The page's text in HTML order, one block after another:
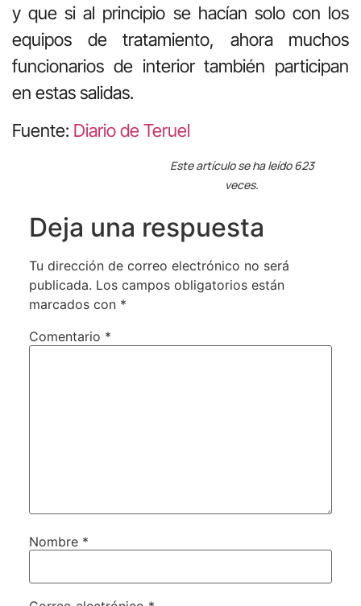
y que si al principio se hacían solo con los
equipos de tratamiento, ahora muchos
funcionarios de interior también participan
en estas salidas.
Fuente: Diario de Teruel
Este artículo se ha leído 623
veces.
Deja una respuesta
Tu dirección de correo electrónico no será
publicada. Los campos obligatorios están
marcados con *
Comentario *
Nombre *